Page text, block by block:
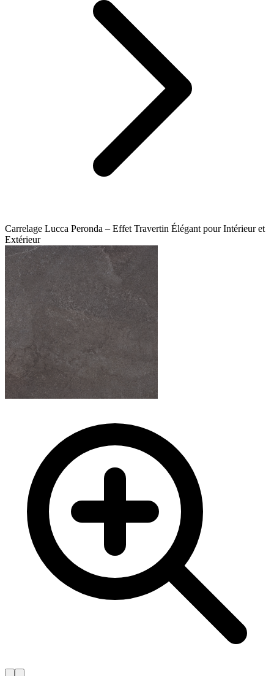
Carrelage Lucca Peronda – Effet Travertin Élégant pour Intérieur et
Extérieur